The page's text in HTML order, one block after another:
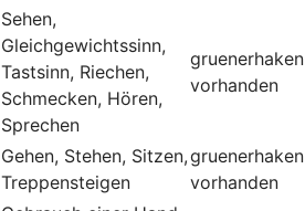
Sehen,
Gleichgewichtssinn,
Tastsinn, Riechen,
Schmecken, Hören,
Sprechen
gruenerhaken
vorhanden
Gehen, Stehen, Sitzen,
Treppensteigen
gruenerhaken
vorhanden